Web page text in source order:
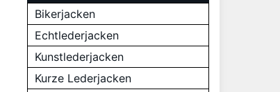
Bikerjacken
Echtlederjacken
Kunstlederjacken
Kurze Lederjacken